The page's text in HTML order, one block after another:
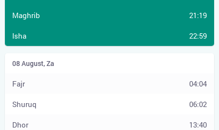
21:19
22:59
04:04
06:02
13:40